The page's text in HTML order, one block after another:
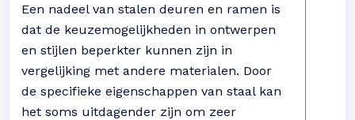
Een nadeel van stalen deuren en ramen is
dat de keuzemogelijkheden in ontwerpen
en stijlen beperkter kunnen zijn in
vergelijking met andere materialen. Door
de specifieke eigenschappen van staal kan
het soms uitdagender zijn om zeer